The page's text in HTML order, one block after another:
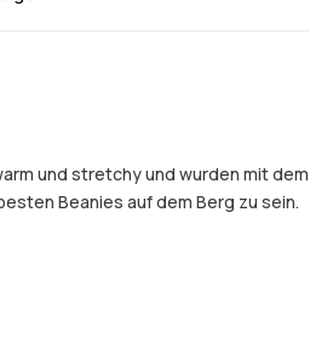
und stretchy und wurden mit dem
Beanies auf dem Berg zu sein.